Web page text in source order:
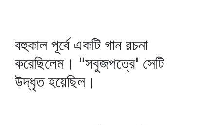
বহুকাল পূর্বে একটি গান রচনা
করেছিলেম। "সবুজপত্রে' সেটি
উদ্‌ধৃত হয়েছিল।